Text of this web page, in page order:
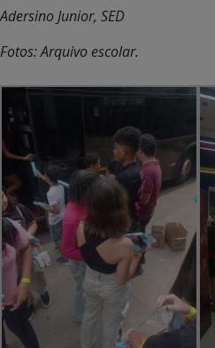
Adersino Junior, SED
Fotos: Arquivo escolar.